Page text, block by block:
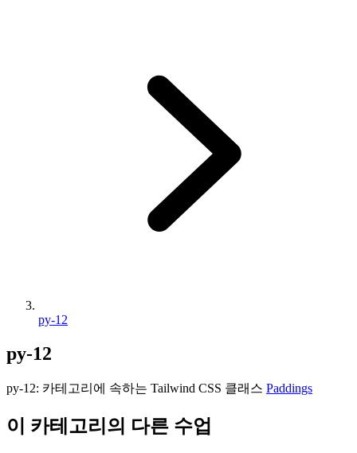
py-12
py-12
py-12: 카테고리에 속하는 Tailwind CSS 클래스 Paddings
이 카테고리의 다른 수업